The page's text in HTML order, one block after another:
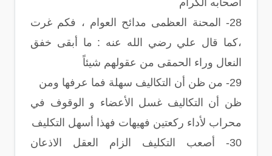
أصحابه الكرام
28- المحنة العظمى مدائح العوام ، فكم غرت
،كما قال علي رضي الله عنه : ما أبقى خفق
النعال وراء الحمقى من عقولهم شيئاً
29- من ظن أن التكاليف سهلة فما عرفها ومن
ظن أن التكاليف غسل الأعضاء و الوقوف في
محراب لأداء ركعتين فهيهات فهذا أسهل التكليف
30- أصعب التكليف الزام العقل الاذعان